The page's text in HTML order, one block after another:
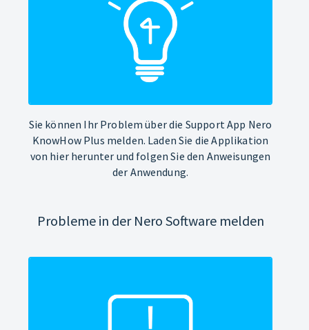
Sie können Ihr Problem über die Support App Nero
KnowHow Plus melden. Laden Sie die Applikation
von hier herunter und folgen Sie den Anweisungen
der Anwendung.
Probleme in der Nero Software melden